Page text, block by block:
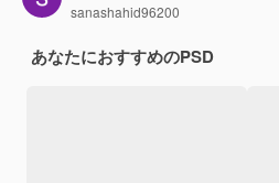
sanashahid96200
あなたにおすすめのPSD